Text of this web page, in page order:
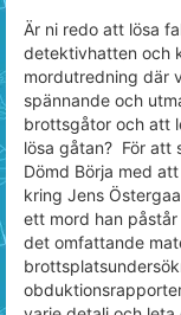
Är ni redo att lösa
detektivhatten och
mordutredning där
spännande och
brottsgåtor och att
lösa gåtan? För att
Dömd Börja med
kring Jens
ett mord han
det omfattande